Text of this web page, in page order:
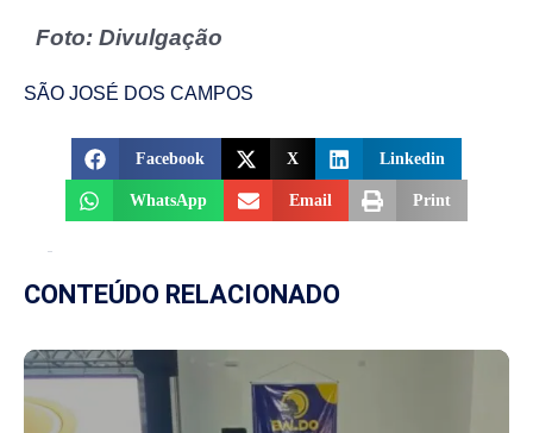
Foto: Divulgação
SÃO JOSÉ DOS CAMPOS
Facebook X Linkedin
WhatsApp Email Print
CONTEÚDO RELACIONADO